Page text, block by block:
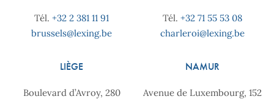
Tél. +32 2 381 11 91
brussels@lexing.be
Tél. +32 71 55 53 08
charleroi@lexing.be
LIÈGE
Boulevard d’Avroy, 280
NAMUR
Avenue de Luxembourg, 152